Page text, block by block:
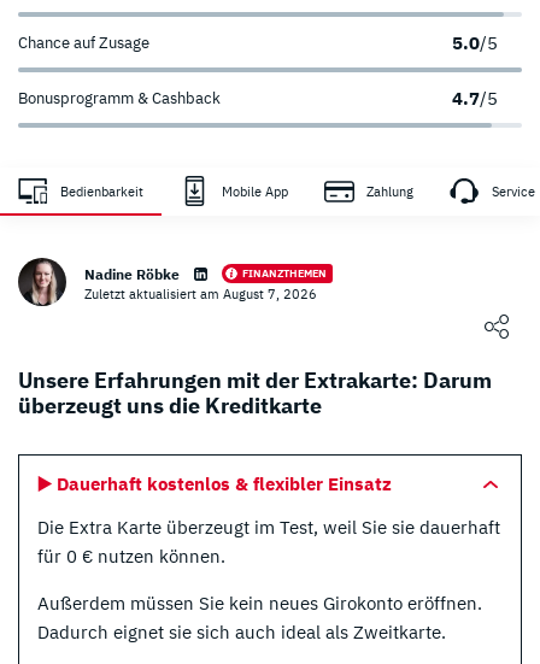
Chance auf Zusage 5.0/5
Bonusprogramm & Cashback 4.7/5
Zahlungsanbieter
min/max
min/max
Gebühren
mindestens 15€
Bedienbarkeit Mobile App Zahlung Service
Nadine Röbke FINANZTHEMEN
Zuletzt aktualisiert am August 7, 2026
Unsere Erfahrungen mit der Extrakarte: Darum
überzeugt uns die Kreditkarte
▶️ Dauerhaft kostenlos & flexibler Einsatz
Die Extra Karte überzeugt im Test, weil Sie sie dauerhaft
für 0 € nutzen können.
Außerdem müssen Sie kein neues Girokonto eröffnen.
Dadurch eignet sie sich auch ideal als Zweitkarte.